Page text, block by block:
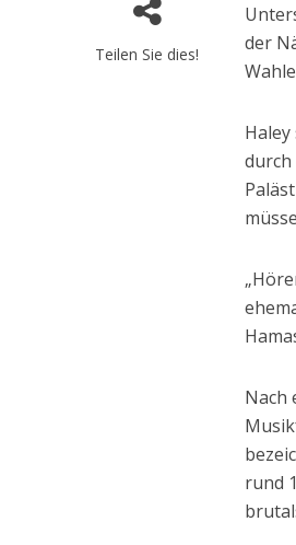
Teilen Sie dies!
der
durch
Nach
rund